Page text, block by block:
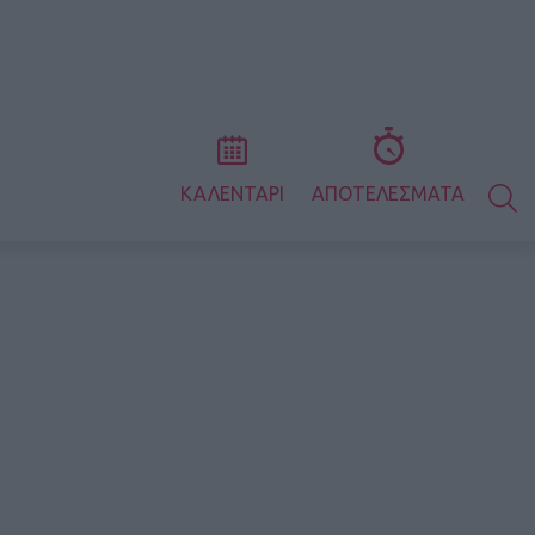
ΚΑΛΕΝΤΑΡΙ ΑΠΟΤΕΛΕΣΜΑΤΑ